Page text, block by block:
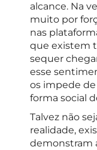
alcance. Na
muito por
nas
que existem
sequer
esse
os impede
forma social
Talvez não
realidade,
demonstram